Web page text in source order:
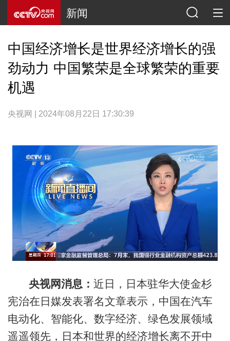
新闻
中国经济增长是世界经济增长的强
劲动力 中国繁荣是全球繁荣的重要
机遇
央视网 | 2024年08月22日 17:30:39
央视网消息： 近日，日本驻华大使金杉
宪治在日媒发表署名文章表示，中国在汽车
电动化、智能化、数字经济、绿色发展领域
遥遥领先，日本和世界的经济增长离不开中